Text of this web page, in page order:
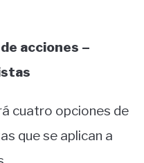
acciones –
cuatro opciones de
que se aplican a